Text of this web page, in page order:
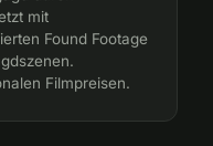
mit
Found Footage
Filmpreisen.